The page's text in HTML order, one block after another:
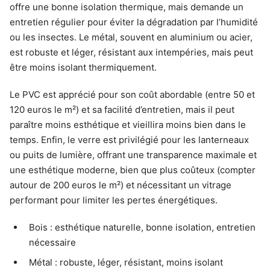
offre une bonne isolation thermique, mais demande un
entretien régulier pour éviter la dégradation par l’humidité
ou les insectes. Le métal, souvent en aluminium ou acier,
est robuste et léger, résistant aux intempéries, mais peut
être moins isolant thermiquement.
Le PVC est apprécié pour son coût abordable (entre 50 et
120 euros le m²) et sa facilité d’entretien, mais il peut
paraître moins esthétique et vieillira moins bien dans le
temps. Enfin, le verre est privilégié pour les lanterneaux
ou puits de lumière, offrant une transparence maximale et
une esthétique moderne, bien que plus coûteux (compter
autour de 200 euros le m²) et nécessitant un vitrage
performant pour limiter les pertes énergétiques.
Bois : esthétique naturelle, bonne isolation, entretien
nécessaire
Métal : robuste, léger, résistant, moins isolant